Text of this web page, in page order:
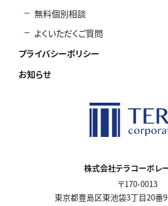
株式会社テラコーポレ
〒170-0013
東京都豊島区東池袋3丁目20番
無料個別相談
よくいただくご質問
プライバシーポリシー
お知らせ